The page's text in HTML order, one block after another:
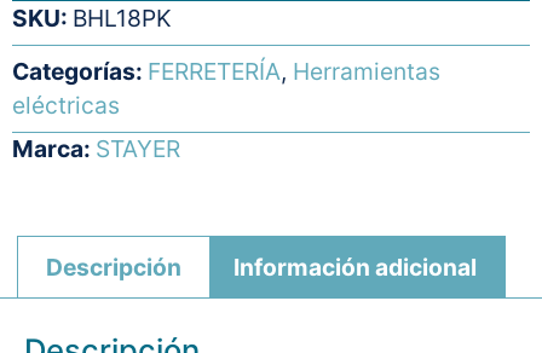
SKU: BHL18PK
Categorías: FERRETERÍA, Herramientas
eléctricas
Marca: STAYER
Descripción Información adicional